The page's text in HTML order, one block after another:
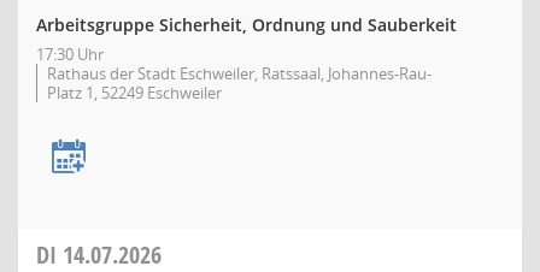
Arbeitsgruppe Sicherheit, Ordnung und Sauberkeit
17:30 Uhr
Rathaus der Stadt Eschweiler, Ratssaal, Johannes-Rau-
Platz 1, 52249 Eschweiler
DI 14.07.2026